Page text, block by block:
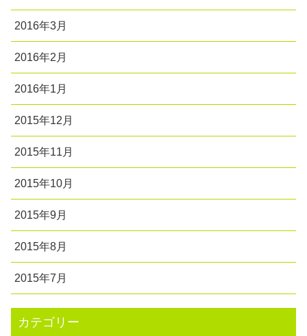
2016年3月
2016年2月
2016年1月
2015年12月
2015年11月
2015年10月
2015年9月
2015年8月
2015年7月
カテゴリー